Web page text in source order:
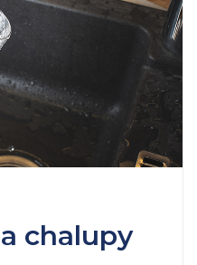
chalupy